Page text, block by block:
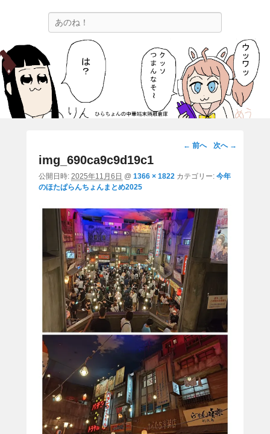
ひらちょんの中華端末隔離倉庫
ほたがページ上部にある検索バーを消してくれたサイトです。
画
ー
シ
ョ
ン
← 前へ 次へ →
img_690ca9c9d19c1
公開日時: 2025年11月6日 @ 1366 × 1822 カテゴリー: 今年
のほたぱらんちょんまとめ2025